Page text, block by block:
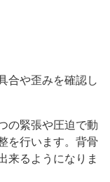
合や歪みを確認し
の緊張や圧迫で動
を行います。背骨
来るようになりま